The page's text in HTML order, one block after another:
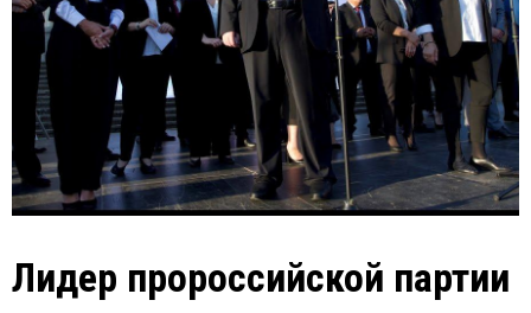
Лидер пророссийской партии